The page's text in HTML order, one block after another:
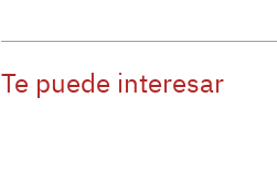
Te puede interesar